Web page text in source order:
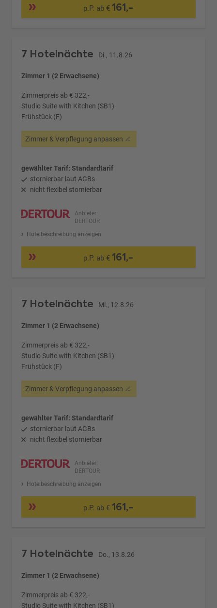
p.P. ab €161,-
7 Hotelnächte Di., 11.8.26
Zimmer 1 (2 Erwachsene)
Zimmerpreis ab € 322,-
Studio Suite with Kitchen (SB1)
Frühstück (F)
Zimmer & Verpflegung anpassen
gewählter Tarif: Standardtarif
stornierbar laut AGBs
nicht flexibel stornierbar
Anbieter:
DERTOUR
Hotelbeschreibung anzeigen
p.P. ab €161,-
7 Hotelnächte Mi., 12.8.26
Zimmer 1 (2 Erwachsene)
Zimmerpreis ab € 322,-
Studio Suite with Kitchen (SB1)
Frühstück (F)
Zimmer & Verpflegung anpassen
gewählter Tarif: Standardtarif
stornierbar laut AGBs
nicht flexibel stornierbar
Anbieter:
DERTOUR
Hotelbeschreibung anzeigen
p.P. ab €161,-
7 Hotelnächte Do., 13.8.26
Zimmer 1 (2 Erwachsene)
Zimmerpreis ab € 322,-
Studio Suite with Kitchen (SB1)